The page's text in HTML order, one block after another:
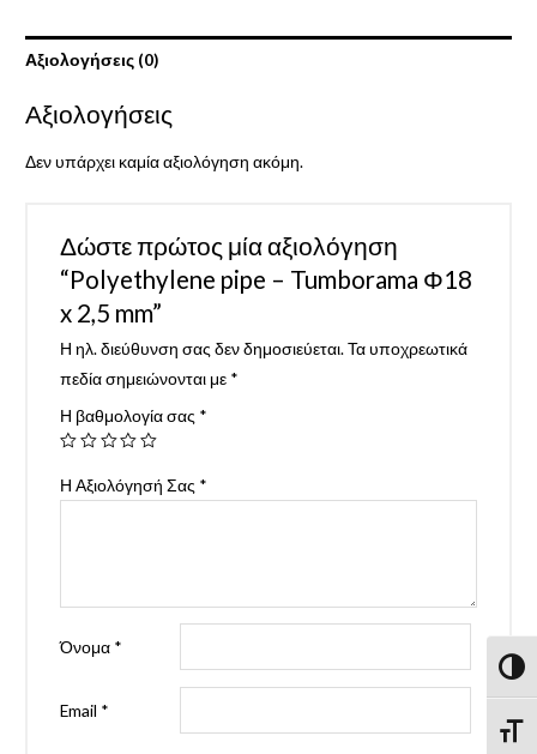
Αξιολογήσεις (0)
Αξιολογήσεις
Δεν υπάρχει καμία αξιολόγηση ακόμη.
Δώστε πρώτος μία αξιολόγηση
“Polyethylene pipe – Tumborama Φ18
x 2,5 mm”
Η ηλ. διεύθυνση σας δεν δημοσιεύεται.Τα υποχρεωτικά
πεδία σημειώνονται με *
Η βαθμολογία σας *
Η Αξιολόγησή Σας *
Όνομα *
Email *